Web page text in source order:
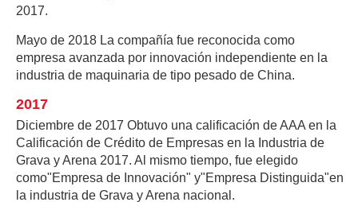
2017.
Mayo de 2018 La compañía fue reconocida como
empresa avanzada por innovación independiente en la
industria de maquinaria de tipo pesado de China.
2017
Diciembre de 2017 Obtuvo una calificación de AAA en la
Calificación de Crédito de Empresas en la Industria de
Grava y Arena 2017. Al mismo tiempo, fue elegido
como"Empresa de Innovación" y"Empresa Distinguida"en
la industria de Grava y Arena nacional.